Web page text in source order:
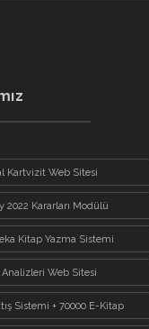
Kartvizit Web Sitesi
2022 Kararları Modülü
Kitap Yazma Sistemi
Analizleri Web Sitesi
Sistemi + 70000 E-Kitap